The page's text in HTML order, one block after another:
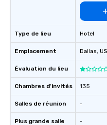
Type de lieu
Emplacement
Évaluation du lieu
Chambres d'invités
Salles de réunion
Plus grande salle
Hotel
Dallas, US
135
-
-